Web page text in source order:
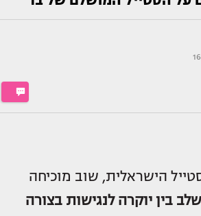
הישראלית, שוב מוכיחה
בין יוקרה לנגישות בצורה